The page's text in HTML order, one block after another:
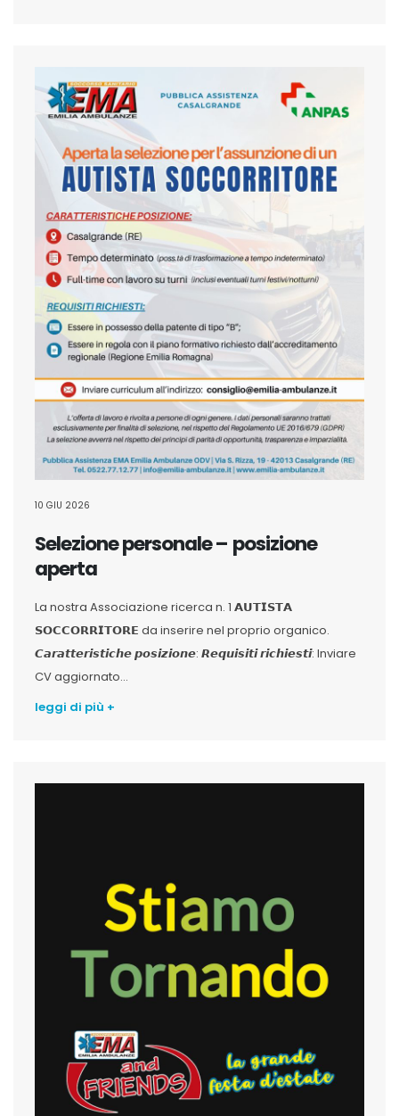
10 GIU 2026
Selezione personale – posizione
aperta
La nostra Associazione ricerca n. 1 𝗔𝗨𝗧𝗜𝗦𝗧𝗔
𝗦𝗢𝗖𝗖𝗢𝗥𝗥𝗜𝗧𝗢𝗥𝗘 da inserire nel proprio organico.
𝘾𝙖𝙧𝙖𝙩𝙩𝙚𝙧𝙞𝙨𝙩𝙞𝙘𝙝𝙚 𝙥𝙤𝙨𝙞𝙯𝙞𝙤𝙣𝙚: 𝙍𝙚𝙦𝙪𝙞𝙨𝙞𝙩𝙞 𝙧𝙞𝙘𝙝𝙞𝙚𝙨𝙩𝙞: Inviare
CV aggiornato...
leggi di più +